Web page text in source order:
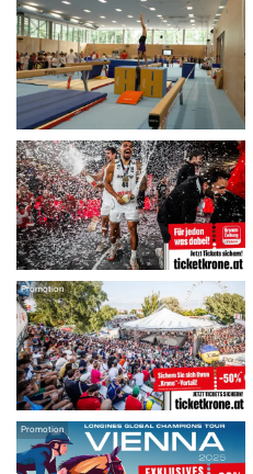
Promotion
Promotion